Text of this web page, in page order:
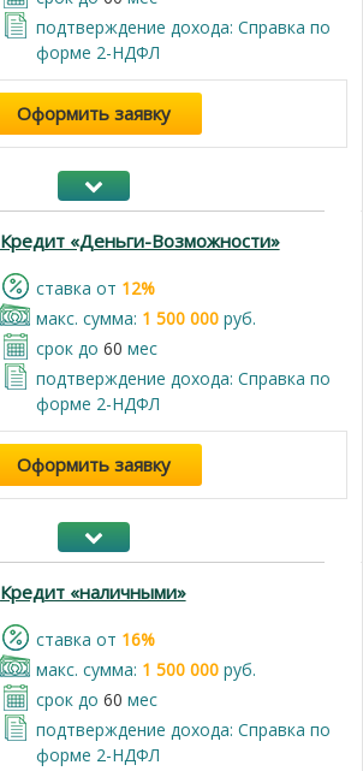
подтверждение дохода: Справка по
форме 2-НДФЛ
Оформить заявку
Кредит «Деньги-Возможности»
cтавка от 12%
макс. сумма: 1 500 000руб.
срок до 60 мес
подтверждение дохода: Справка по
форме 2-НДФЛ
Оформить заявку
Кредит «наличными»
cтавка от 16%
макс. сумма: 1 500 000руб.
срок до 60 мес
подтверждение дохода: Справка по
форме 2-НДФЛ